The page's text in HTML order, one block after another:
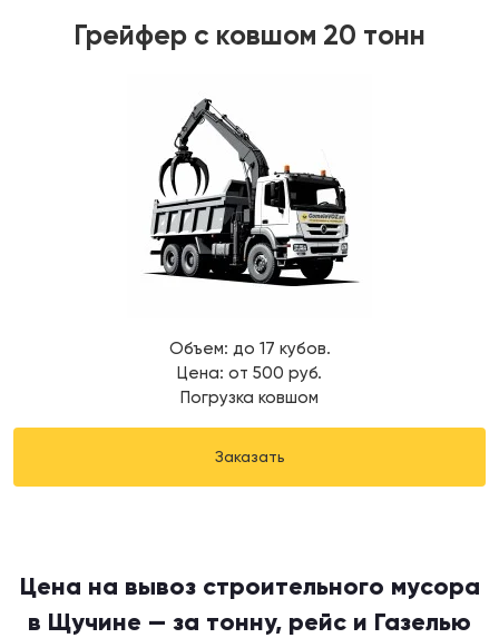
Грейфер с ковшом 20 тонн
Объем: до 17 кубов.
Цена: от 500 руб.
Погрузка ковшом
Заказать
Цена на вывоз строительного мусора
в Щучине — за тонну, рейс и Газелью